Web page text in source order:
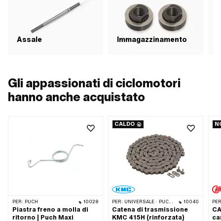
Assale Immagazzinamento
Gli appassionati di ciclomotori
hanno anche acquistato
PER: PUCH 10028
Piastra freno a molla di
ritorno | Puch Maxi
CALDO
PER: UNIVERSALE · PUCH · SACHS · PONY / CILO (BETA 521 E 512) · ZÜNDAPP BELMONDO · TOMOS · CIAO BICICLETTA · ALPA CHOPPER / TURBO · CILO 10040
Catena di trasmissione
KMC 415H (rinforzata)